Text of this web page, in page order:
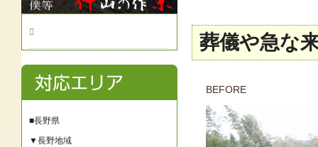
■長野県
▼長野地域
葬儀や急な
BEFORE